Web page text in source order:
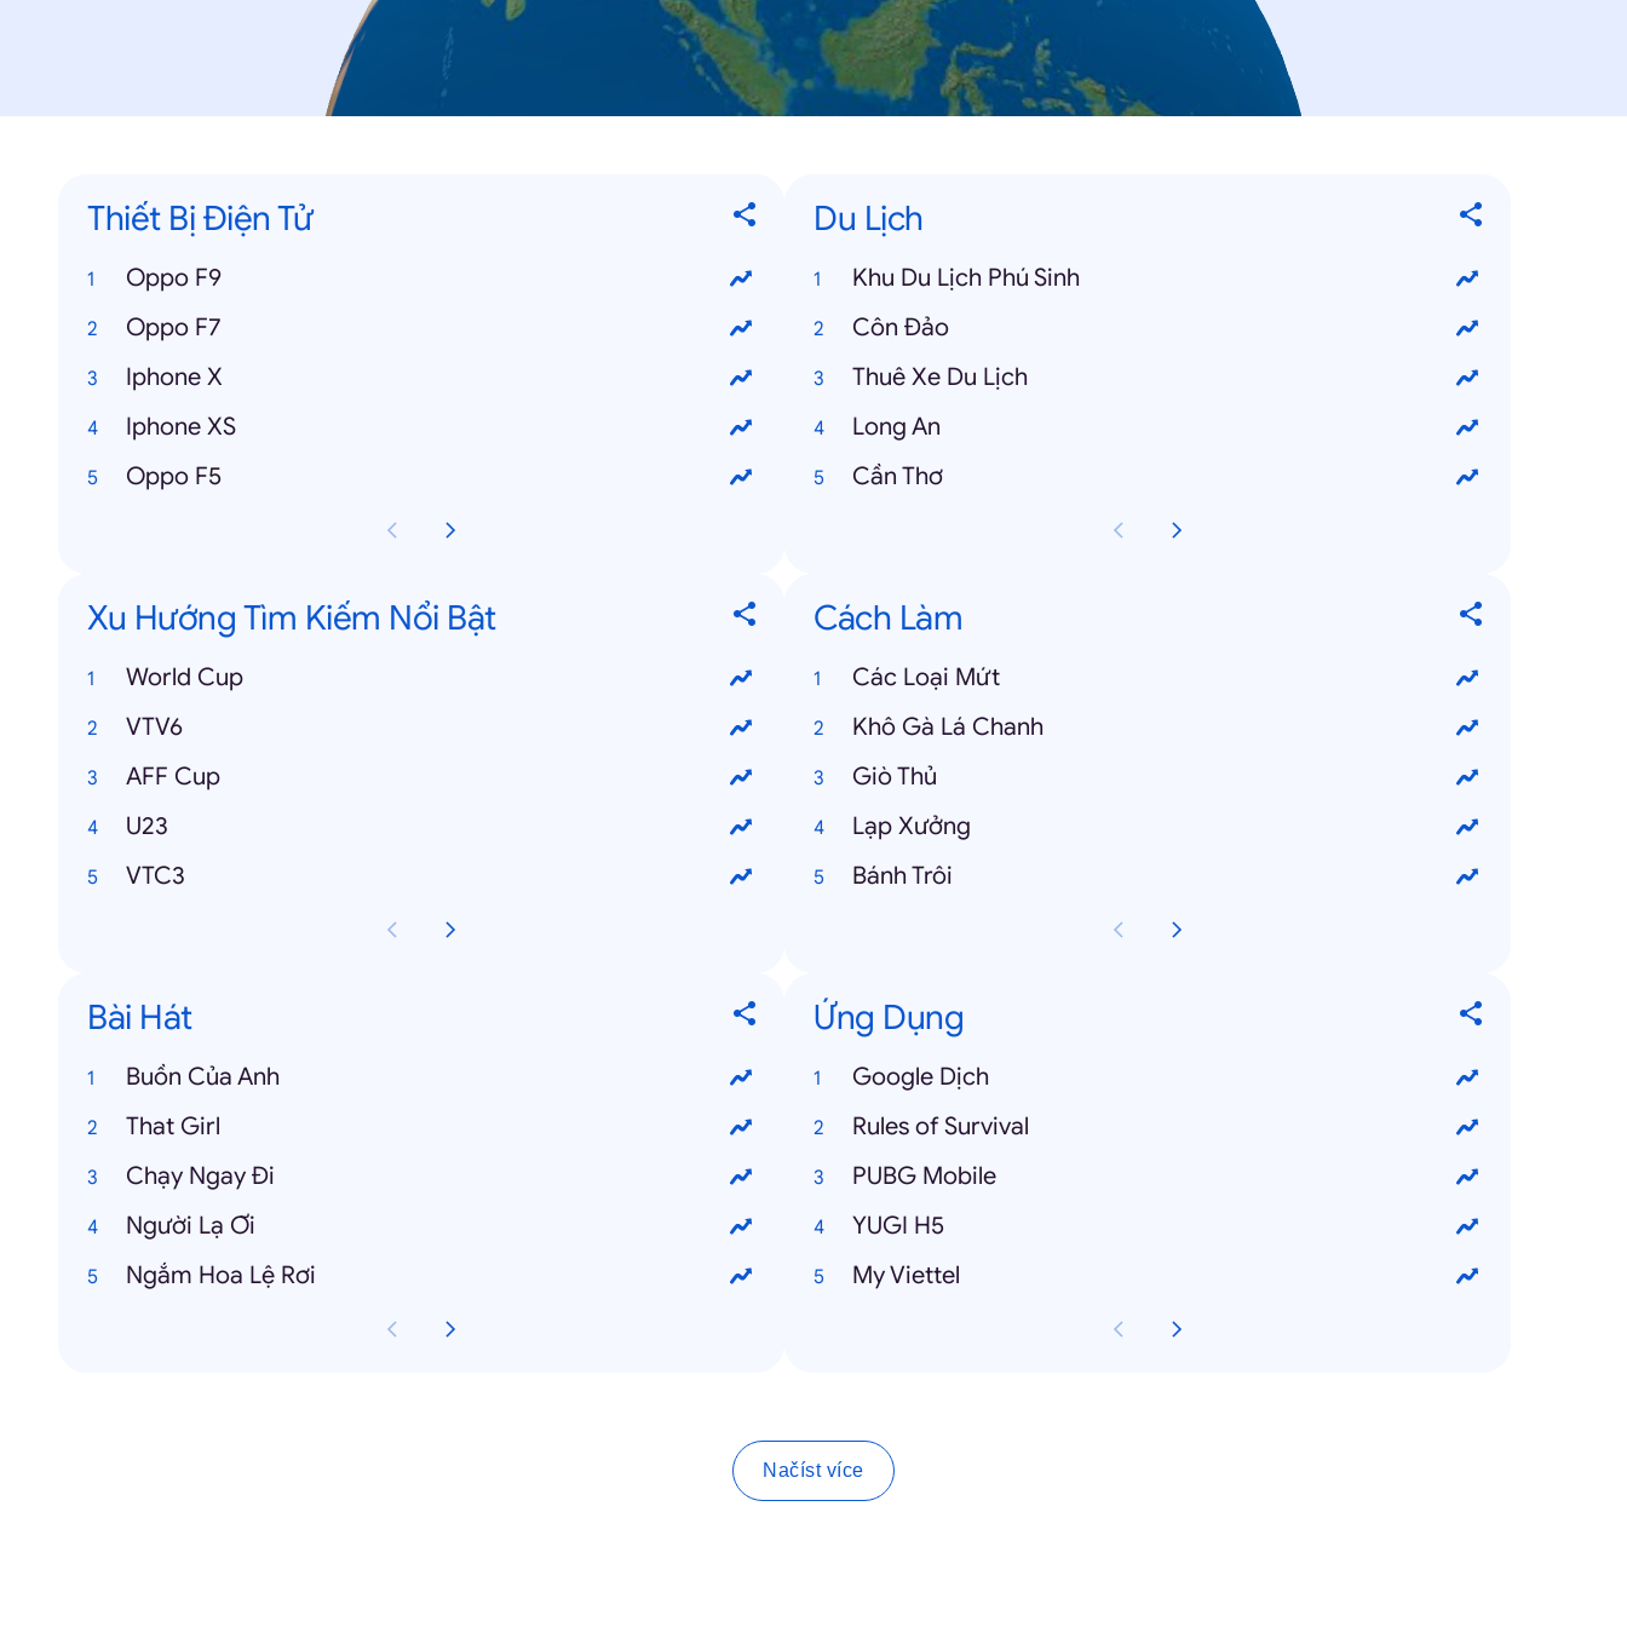
Thiết Bị Điện Tử
Oppo F9
Oppo F7
Iphone X
Iphone XS
Oppo F5
Du Lịch
Khu Du Lịch Phú Sinh
Côn Đảo
Thuê Xe Du Lịch
Long An
Cần Thơ
Xu Hướng Tìm Kiếm Nổi Bật
World Cup
VTV6
AFF Cup
U23
VTC3
Cách Làm
Các Loại Mứt
Khô Gà Lá Chanh
Giò Thủ
Lạp Xưởng
Bánh Trôi
Bài Hát
Buồn Của Anh
That Girl
Chạy Ngay Đi
Người Lạ Ơi
Ngắm Hoa Lệ Rơi
Ứng Dụng
Google Dịch
Rules of Survival
PUBG Mobile
YUGI H5
My Viettel
Načíst více